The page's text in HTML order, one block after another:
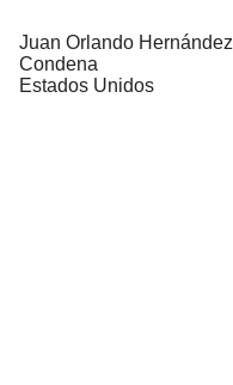
Juan Orlando Hernández
Condena
Estados Unidos